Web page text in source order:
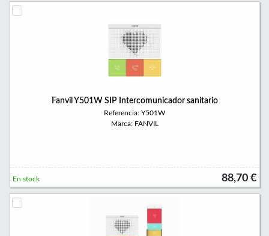
Fanvil Y501W SIP Intercomunicador sanitario
Referencia: Y501W
Marca: FANVIL
88,70 €
En stock